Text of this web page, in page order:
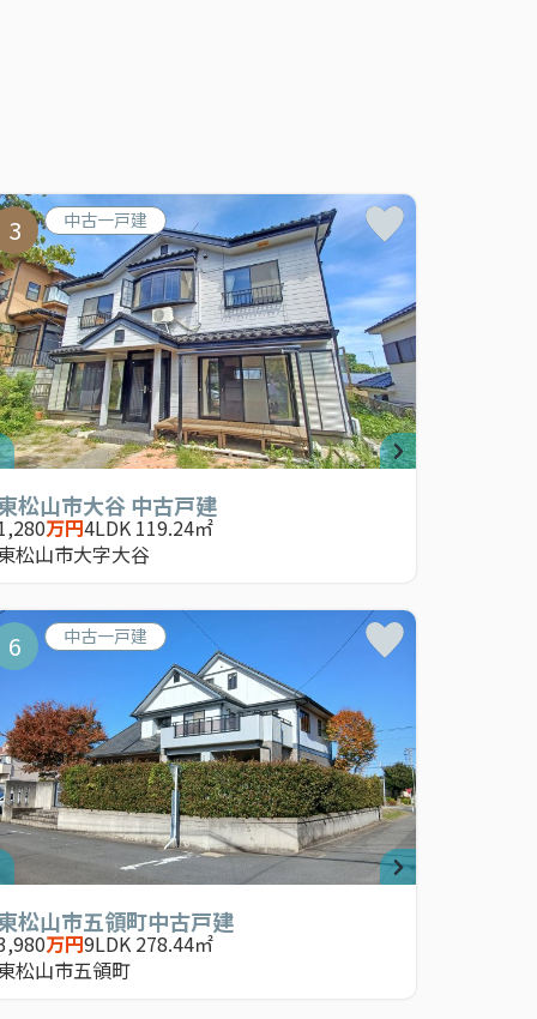
3 中古一戸建
松山市大谷 中古戸建
万円4LDK 119.24㎡
松山市大字大谷
6 中古一戸建
松山市五領町中古戸建
万円9LDK 278.44㎡
松山市五領町